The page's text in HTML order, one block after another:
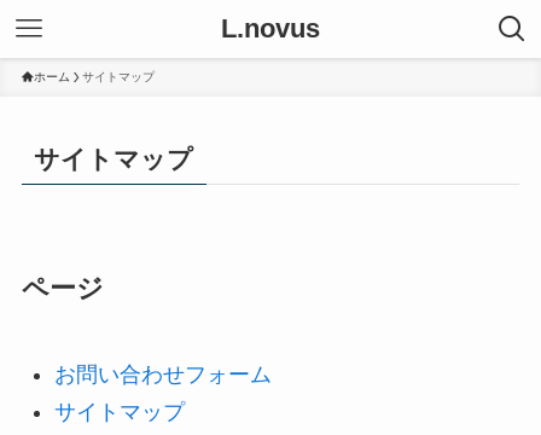
L.novus
ホーム サイトマップ
サイトマップ
ページ
お問い合わせフォーム
サイトマップ